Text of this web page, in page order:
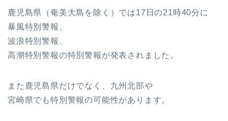
鹿児島県（奄美大島を除く）では17日の21時40分に
暴風特別警報、
波浪特別警報、
高潮特別警報の特別警報が発表されました。
また鹿児島県だけでなく、九州北部や
宮崎県でも特別警報の可能性があります。